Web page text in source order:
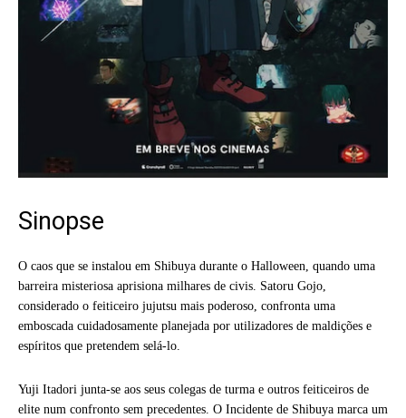
Sinopse
O caos que se instalou em Shibuya durante o Halloween, quando uma
barreira misteriosa aprisiona milhares de civis. Satoru Gojo,
considerado o feiticeiro jujutsu mais poderoso, confronta uma
emboscada cuidadosamente planejada por utilizadores de maldições e
espíritos que pretendem selá-lo.
Yuji Itadori junta-se aos seus colegas de turma e outros feiticeiros de
elite num confronto sem precedentes. O Incidente de Shibuya marca um